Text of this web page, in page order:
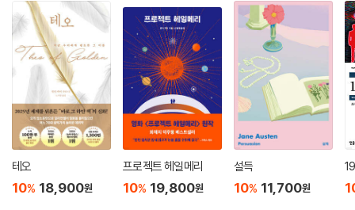
스로 생명력을 갖고 움직이는 것 같다.”-뉴욕 타임스
“빠르게 전개되는 이야기. 결말은 예측 불가능하지만 언제나 그렇듯 만족
스럽다. 《로스트 라이트》는 성공작이다.”-덴버 포스트
“《로스트 라이트》는 기발한 플롯과 능숙한 글쓰기가 결합된 마이클 코넬
리의 전형적 특징을 지닌 작품이다.”-볼티모어 선
“코넬리의 주제는 냉철하면서도 무시무시하다. 그는 점점 더 완벽해지고
있다.”-밀워키 저널 센티널
테오
10% 18,900원
프로젝트 헤일메리
10% 19,800원
설득
10% 11,700원